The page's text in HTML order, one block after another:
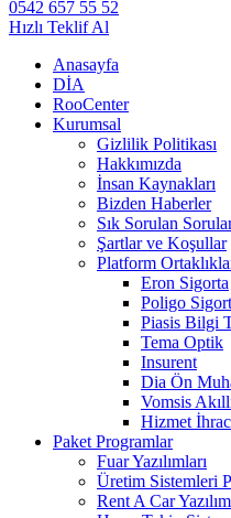
0542 657 55 52
Hızlı Teklif Al
Anasayfa
DİA
RooCenter
Kurumsal
Gizlilik Politikası
Hakkımızda
İnsan Kaynakları
Bizden Haberler
Sık Sorulan
Şartlar ve Koşullar
Platform
Eron Sigorta
Poligo
Piasis Bilgi
Tema Optik
Insurent
Dia Ön
Vomsis
Hizmet
Paket Programlar
Fuar Yazılımları
Üretim Sistemleri
Rent A Car